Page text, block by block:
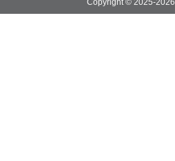
Copyright © 2025-2026